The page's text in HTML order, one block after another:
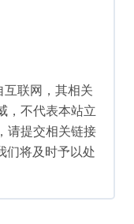
互联网，其相关
，不代表本站立
请提交相关链接
们将及时予以处